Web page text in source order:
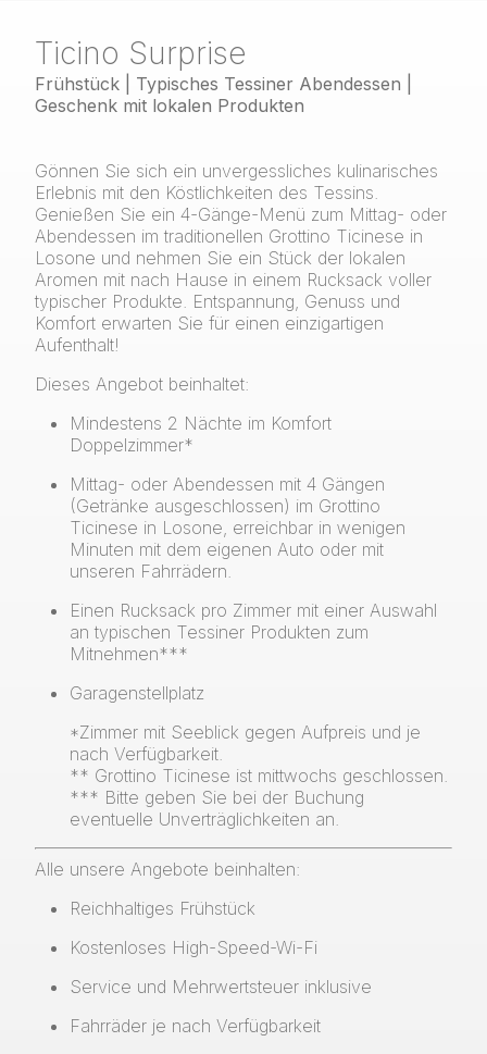
Ticino Surprise
Frühstück | Typisches Tessiner Abendessen |
Geschenk mit lokalen Produkten
Gönnen Sie sich ein unvergessliches kulinarisches
Erlebnis mit den Köstlichkeiten des Tessins.
Genießen Sie ein 4-Gänge-Menü zum Mittag- oder
Abendessen im traditionellen Grottino Ticinese in
Losone und nehmen Sie ein Stück der lokalen
Aromen mit nach Hause in einem Rucksack voller
typischer Produkte. Entspannung, Genuss und
Komfort erwarten Sie für einen einzigartigen
Aufenthalt!
Dieses Angebot beinhaltet:
Mindestens 2 Nächte im Komfort
Doppelzimmer*
Mittag- oder Abendessen mit 4 Gängen
(Getränke ausgeschlossen) im Grottino
Ticinese in Losone, erreichbar in wenigen
Minuten mit dem eigenen Auto oder mit
unseren Fahrrädern.
Einen Rucksack pro Zimmer mit einer Auswahl
an typischen Tessiner Produkten zum
Mitnehmen***
Garagenstellplatz
*Zimmer mit Seeblick gegen Aufpreis und je
nach Verfügbarkeit.
** Grottino Ticinese ist mittwochs geschlossen.
*** Bitte geben Sie bei der Buchung
eventuelle Unverträglichkeiten an.
Alle unsere Angebote beinhalten:
Reichhaltiges Frühstück
Kostenloses High-Speed-Wi-Fi
Service und Mehrwertsteuer inklusive
Fahrräder je nach Verfügbarkeit